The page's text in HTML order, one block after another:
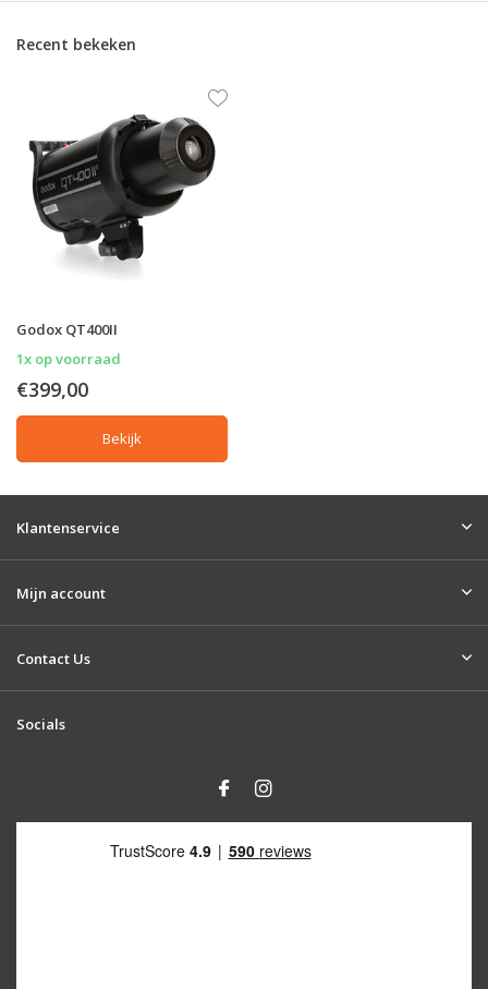
Recent bekeken
Godox QT400II
1x op voorraad
€399,00
Bekijk
Klantenservice
Mijn account
Contact Us
Socials